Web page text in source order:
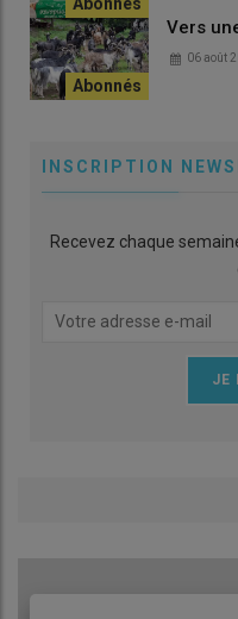
Vers
06 août
INSCRIPTION
Recevez chaque